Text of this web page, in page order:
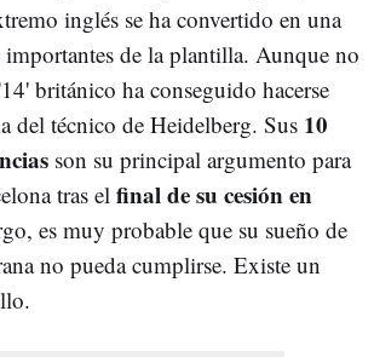
inglés se ha convertido en una
importantes de la plantilla. Aunque no
británico ha conseguido hacerse
del técnico de Heidelberg. Sus 10
son su principal argumento para
tras el final de su cesión en
es muy probable que su sueño de
no pueda cumplirse. Existe un